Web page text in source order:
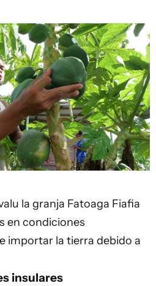
la granja Fatoaga Fiafia
en condiciones
importar la tierra debido a
insulares